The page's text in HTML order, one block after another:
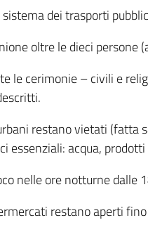
dei trasporti
oltre le dieci persone
le cerimonie – civili e
restano vietati (fatta
essenziali: acqua,
nelle ore notturne dalle
restano aperti